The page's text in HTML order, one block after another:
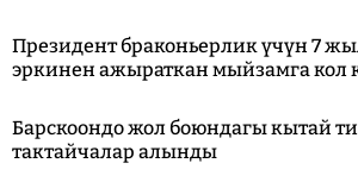
Президент браконьерлик үчүн 7
эркинен ажыраткан мыйзамга кол
Барскоондо жол боюндагы кытай
тактайчалар алынды